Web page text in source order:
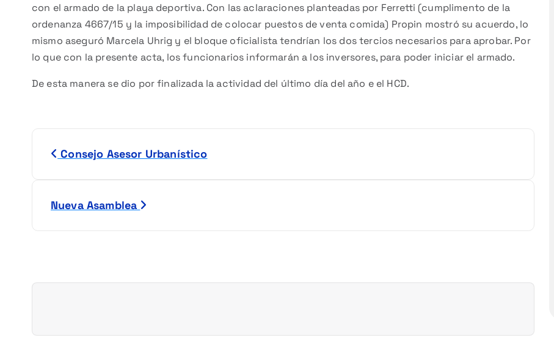
con el armado de la playa deportiva. Con las aclaraciones planteadas por Ferretti (cumplimento de la
ordenanza 4667/15 y la imposibilidad de colocar puestos de venta comida) Propin mostró su acuerdo, lo
mismo aseguró Marcela Uhrig y el bloque oficialista tendrían los dos tercios necesarios para aprobar. Por
lo que con la presente acta, los funcionarios informarán a los inversores, para poder iniciar el armado.
De esta manera se dio por finalizada la actividad del último día del año e el HCD.
a
c
Consejo Asesor Urbanístico
Nueva Asamblea